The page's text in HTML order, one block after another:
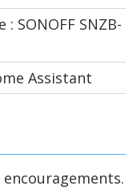
SONOFF SNZB-
Assistant